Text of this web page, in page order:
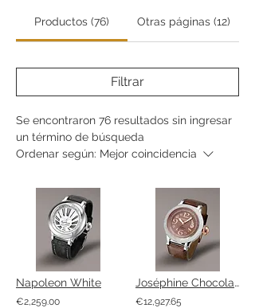
Productos (76) Otras páginas (12)
Filtrar
Se encontraron 76 resultados sin ingresar
un término de búsqueda
Ordenar según: Mejor coincidencia
Napoleon White
€2,259.00
Joséphine Chocolate
€12,927.65